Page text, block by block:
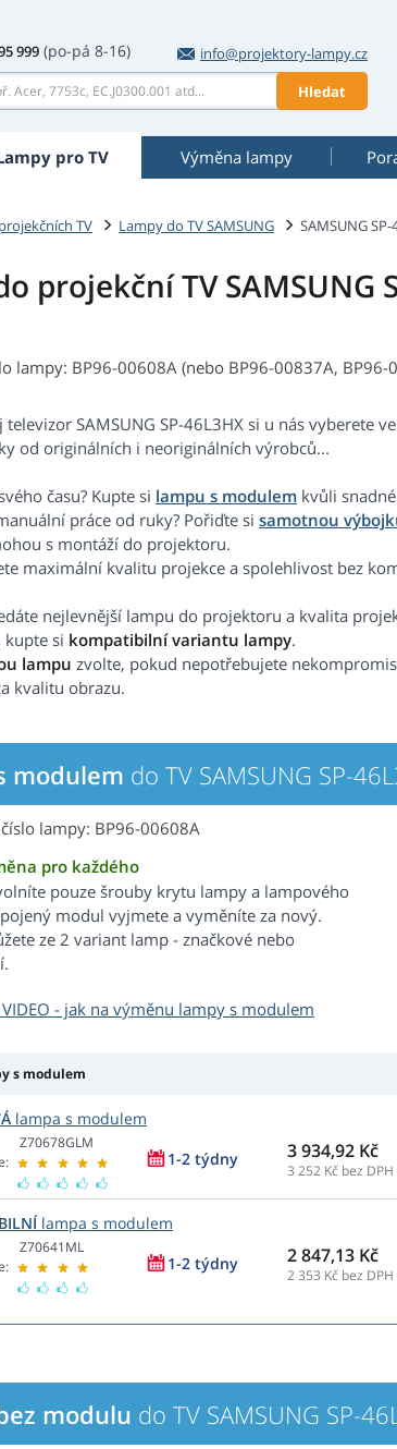
999 (po-pá 8-16)
info@projektory-lampy.cz
Hledat
pro TV Výměna lampy
TV Lampy do TV SAMSUNG SAMSUNG
projekční TV SAMSUNG
lampy: BP96-00608A (nebo BP96-00837A,
SAMSUNG SP-46L3HX si u nás vyberete
od originálních i neoriginálních výrobců...
času? Kupte si lampu s modulem kvůli
práce od ruky? Pořiďte si samotnou
s montáží do projektoru.
maximální kvalitu projekce a spolehlivost bez
nejlevnější lampu do projektoru a kvalita
si kompatibilní variantu lampy.
lampu zvolte, pokud nepotřebujete
kvalitu obrazu.
modulem do TV SAMSUNG SP-
lampy: BP96-00608A
pro každého
pouze šrouby krytu lampy a lampového
modul vyjmete a vyměníte za nový.
ze 2 variant lamp - značkové nebo
- jak na výměnu lampy s modulem
s modulem
lampa s modulem
Z70678GLM
1-2 týdny 3 934,92 Kč
3 252 Kč bez DPH
lampa s modulem
Z70641ML
1-2 týdny 2 847,13 Kč
2 353 Kč bez DPH
modulu do TV SAMSUNG SP-